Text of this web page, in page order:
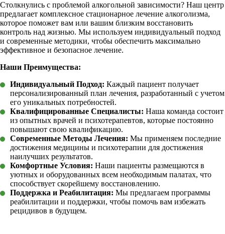
Столкнулись с проблемой алкогольной зависимости? Наш центр
предлагает комплексное стационарное лечение алкоголизма,
которое поможет вам или вашим близким восстановить
контроль над жизнью. Мы используем индивидуальный подход
и современные методики, чтобы обеспечить максимально
эффективное и безопасное лечение.
Наши Преимущества:
Индивидуальный Подход: Каждый пациент получает
персонализированный план лечения, разработанный с учетом
его уникальных потребностей.
Квалифицированные Специалисты: Наша команда состоит
из опытных врачей и психотерапевтов, которые постоянно
повышают свою квалификацию.
Современные Методы Лечения: Мы применяем последние
достижения медицины и психотерапии для достижения
наилучших результатов.
Комфортные Условия: Наши пациенты размещаются в
уютных и оборудованных всем необходимым палатах, что
способствует скорейшему восстановлению.
Поддержка и Реабилитация: Мы предлагаем программы
реабилитации и поддержки, чтобы помочь вам избежать
рецидивов в будущем.